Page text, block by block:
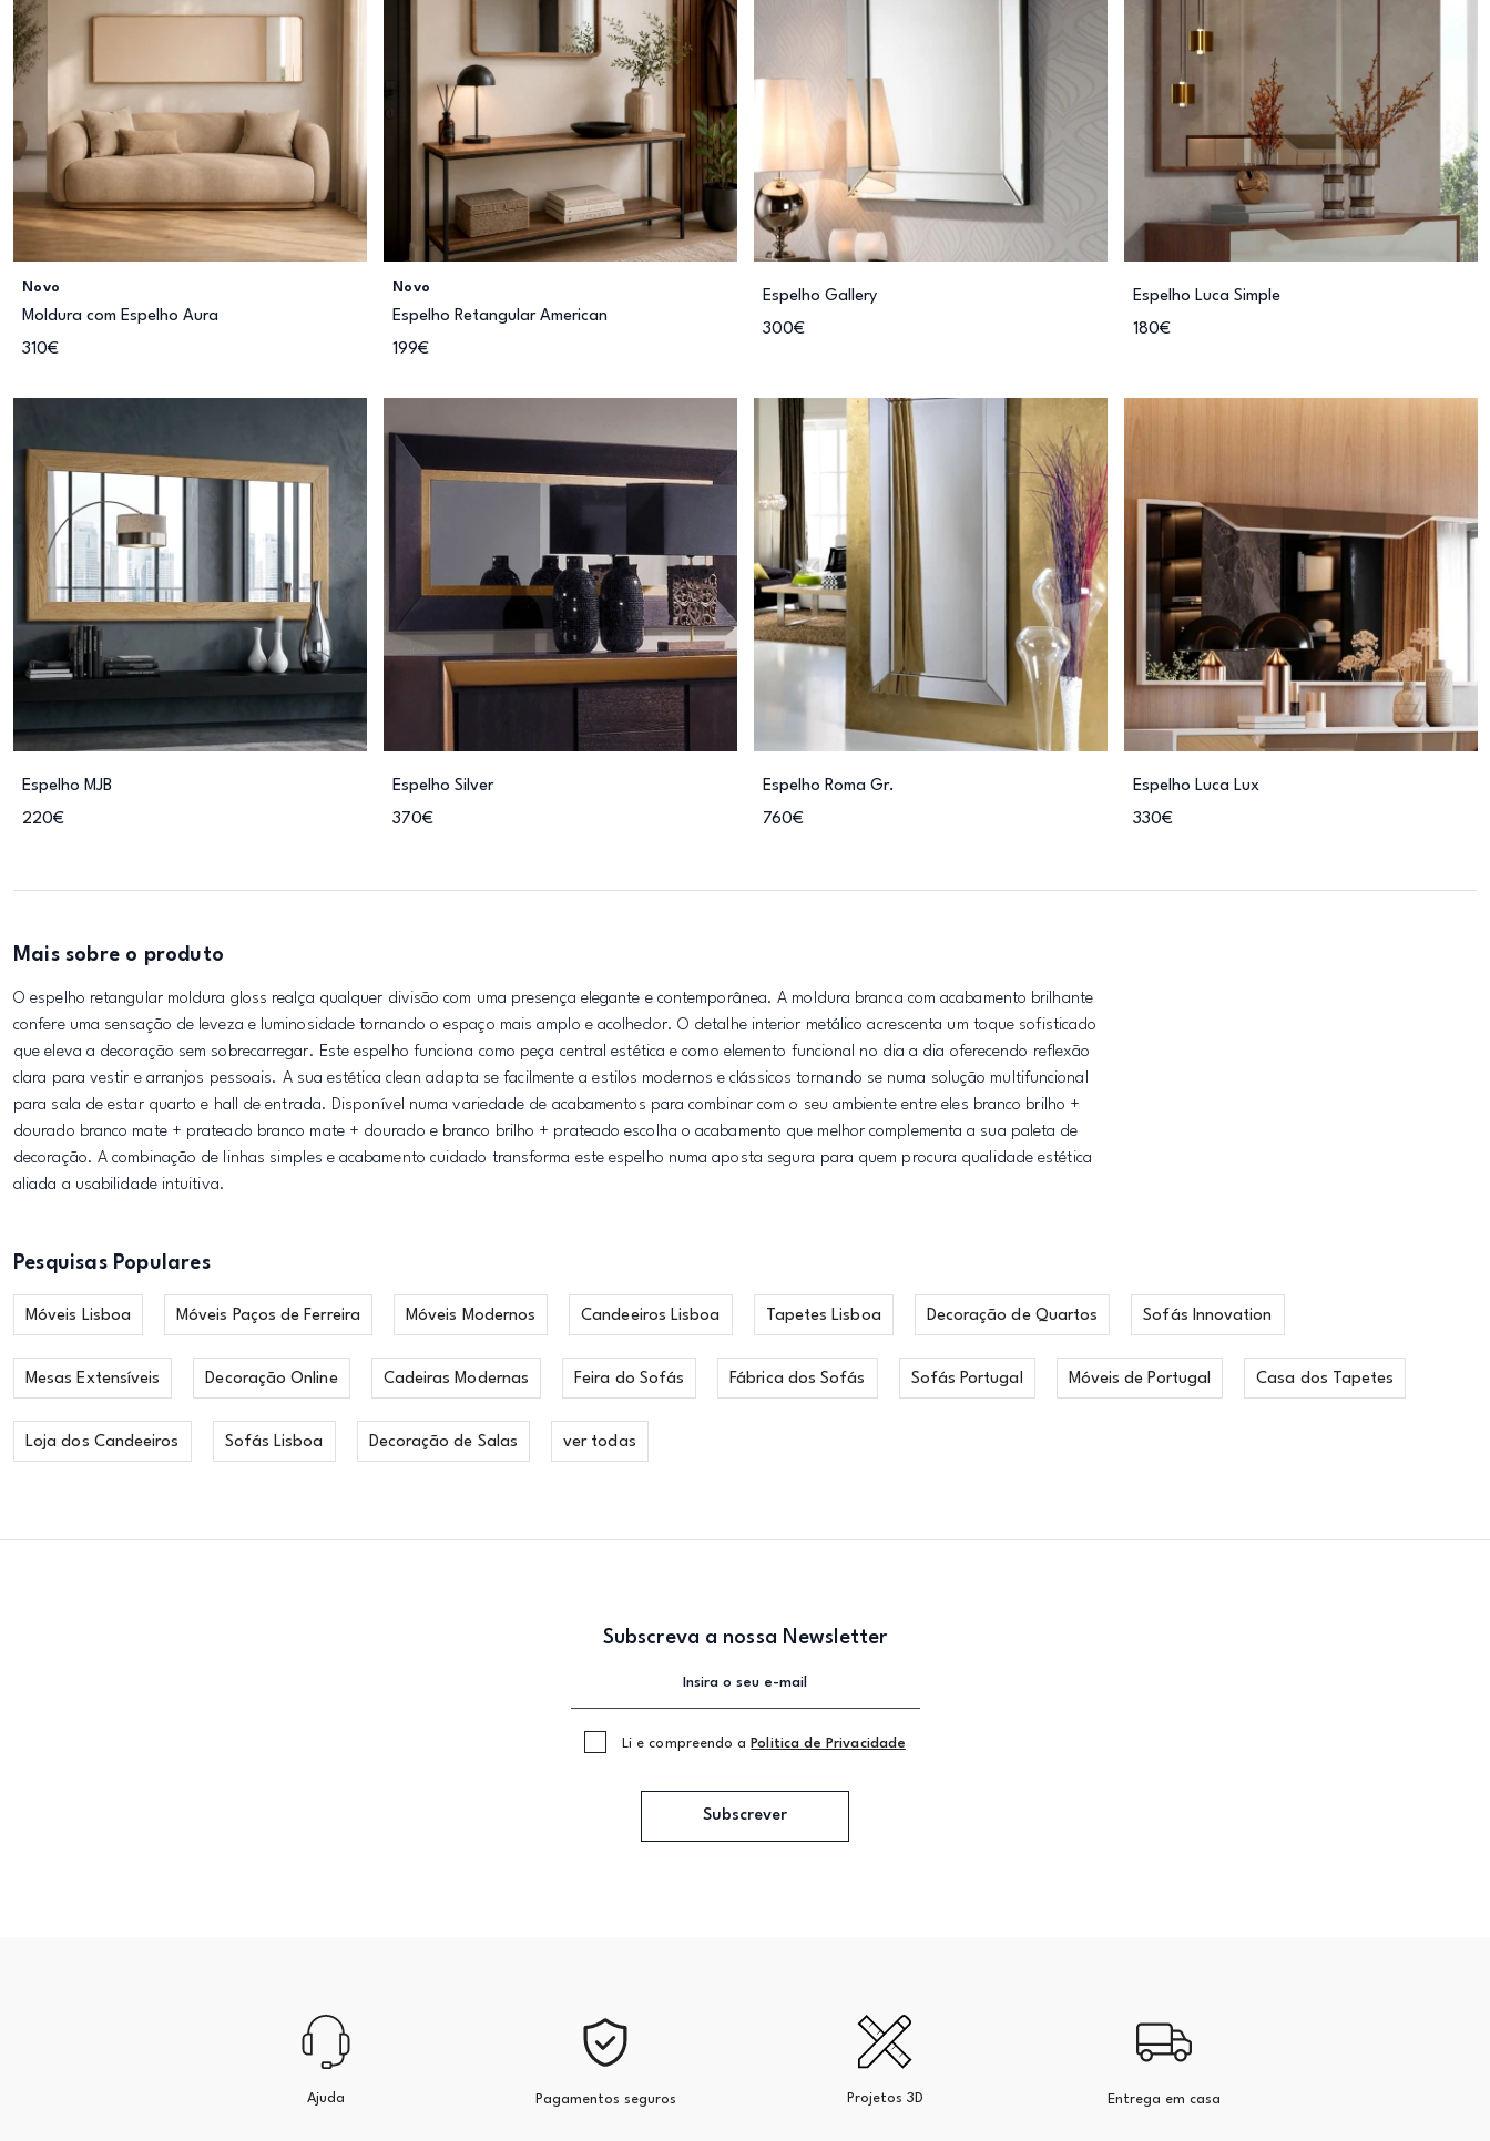
Novo
Moldura com Espelho Aura
310€
Novo
Espelho Retangular American
199€
Espelho Gallery
300€
Espelho Luca Simple
180€
Espelho MJB
220€
Espelho Silver
370€
Espelho Roma Gr.
760€
Espelho Luca Lux
330€
Mais sobre o produto
O espelho retangular moldura gloss realça qualquer divisão com uma presença elegante e contemporânea. A moldura branca com acabamento brilhante
confere uma sensação de leveza e luminosidade tornando o espaço mais amplo e acolhedor. O detalhe interior metálico acrescenta um toque sofisticado
que eleva a decoração sem sobrecarregar. Este espelho funciona como peça central estética e como elemento funcional no dia a dia oferecendo reflexão
clara para vestir e arranjos pessoais. A sua estética clean adapta se facilmente a estilos modernos e clássicos tornando se numa solução multifuncional
para sala de estar quarto e hall de entrada. Disponível numa variedade de acabamentos para combinar com o seu ambiente entre eles branco brilho +
dourado branco mate + prateado branco mate + dourado e branco brilho + prateado escolha o acabamento que melhor complementa a sua paleta de
decoração. A combinação de linhas simples e acabamento cuidado transforma este espelho numa aposta segura para quem procura qualidade estética
aliada a usabilidade intuitiva.
Pesquisas Populares
Móveis Lisboa Móveis Paços de Ferreira Móveis Modernos Candeeiros Lisboa Tapetes Lisboa Decoração de Quartos Sofás Innovation
Mesas Extensíveis Decoração Online Cadeiras Modernas Feira do Sofás Fábrica dos Sofás Sofás Portugal Móveis de Portugal Casa dos Tapetes
Loja dos Candeeiros Sofás Lisboa Decoração de Salas ver todas
Subscreva a nossa Newsletter
Li e compreendo a Politica de Privacidade
Subscrever
Ajuda Pagamentos seguros Projetos 3D Entrega em casa